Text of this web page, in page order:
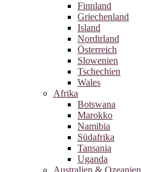
Finnland
Griechenland
Island
Nordirland
Österreich
Slowenien
Tschechien
Wales
Afrika
Botswana
Marokko
Namibia
Südafrika
Tansania
Uganda
Australien & Ozeanien